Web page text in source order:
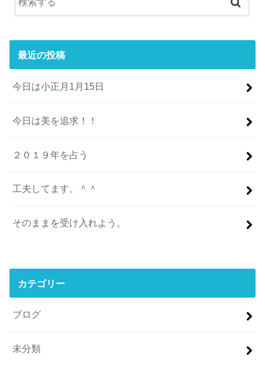
最近の投稿
今日は小正月1月15日
今日は美を追求！！
２０１９年を占う
工夫してます。＾＾
そのままを受け入れよう。
カテゴリー
ブログ
未分類